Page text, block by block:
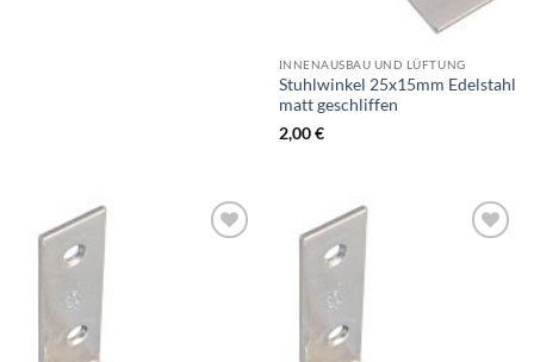
INNENAUSBAU UND LÜFTUNG
Stuhlwinkel 25x15mm Edelstahl
matt geschliffen
2,00€